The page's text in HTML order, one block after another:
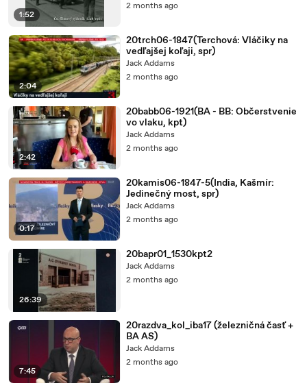
1:52
2 months ago
2:04
20trch06-1847(Terchová: Vláčiky na
vedľajšej koľaji, spr)
Jack Addams
2 months ago
2:42
20babb06-1921(BA - BB: Občerstvenie
vo vlaku, kpt)
Jack Addams
2 months ago
0:17
20kamis06-1847-5(India, Kašmír:
Jedinečný most, spr)
Jack Addams
2 months ago
26:39
20bapr01_1530kpt2
Jack Addams
2 months ago
7:45
20razdva_kol_iba17 (železničná časť +
BA AS)
Jack Addams
2 months ago